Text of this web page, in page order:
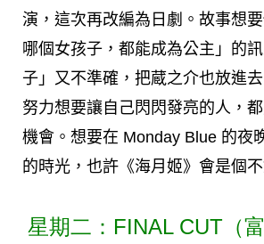
演，這次再改編為日劇。故事想
哪個女孩子，都能成為公主」的
子」又不準確，把蔵之介也放進
努力想要讓自己閃閃發亮的人，
機會。想要在 Monday Blue 的夜
的時光，也許《海月姬》會是個不
星期二：FINAL CUT（富